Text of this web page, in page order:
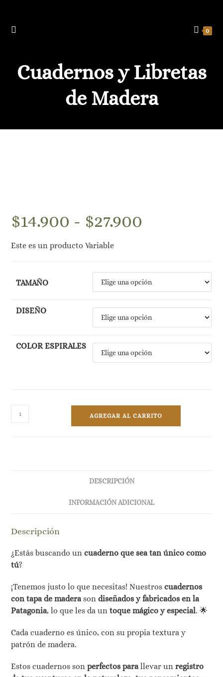
contenido
0
Cuadernos y Libretas
de Madera
$14.900 - $27.900
Este es un producto Variable
TAMAÑO
DISEÑO
COLOR ESPIRALES
AGREGAR AL CARRITO
DESCRIPCIÓN
INFORMACIÓN ADICIONAL
Descripción
¿Estás buscando uncuaderno que sea tan único como
tú?
¡Tenemos justo lo que necesitas! Nuestroscuadernos
con tapa de maderason diseñados y fabricados en la
Patagonia, lo que les da untoque mágico y especial. 🌟
Cada cuaderno es único, con su propia textura y
patrón de madera.
Estos cuadernos sonperfectos parallevar unregistro